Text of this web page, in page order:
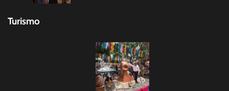
Turismo